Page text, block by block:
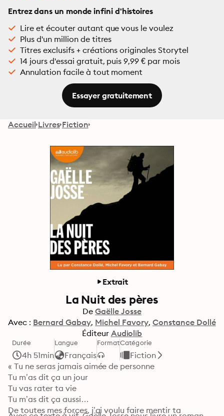
Entrez dans un monde infini d'histoires
Lire et écouter autant que vous le voulez
Plus d'un million de titres
Titres exclusifs + créations originales Storytel
14 jours d'essai gratuit, puis 9,99 € par mois
Annulation facile à tout moment
Essayer gratuitement
Accueil Livres Fiction
Extrait
La Nuit des pères
De Gaëlle Josse
Avec : Bernard Gabay Michel Favory Constance Dollé
Éditeur Audiolib
Durée
4h 51min
Langue
Français
FormatCatégorie
Fiction
« Tu ne seras jamais aimée de personne
Tu m’as dit ça un jour
Tu vas rater ta vie
Tu m’as dit ça aussi
De toutes mes forces, j’ai voulu faire mentir ta